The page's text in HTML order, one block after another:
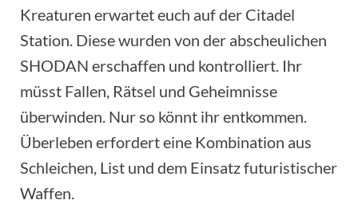
Kreaturen erwartet euch auf der Citadel
Station. Diese wurden von der abscheulichen
SHODAN erschaffen und kontrolliert. Ihr
müsst Fallen, Rätsel und Geheimnisse
überwinden. Nur so könnt ihr entkommen.
Überleben erfordert eine Kombination aus
Schleichen, List und dem Einsatz futuristischer
Waffen.